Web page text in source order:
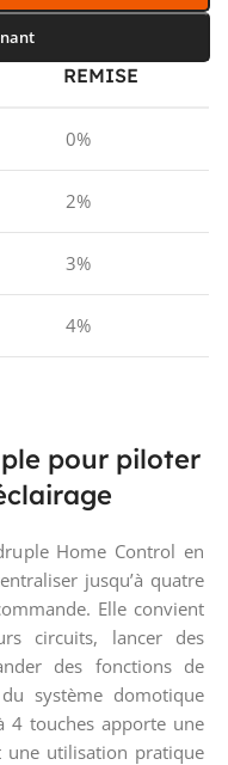
REMISE
0%
2%
3%
4%
pour piloter
Home Control en
jusqu’à quatre
Elle convient
circuits, lancer des
des fonctions de
système domotique
4 touches apporte une
une utilisation pratique